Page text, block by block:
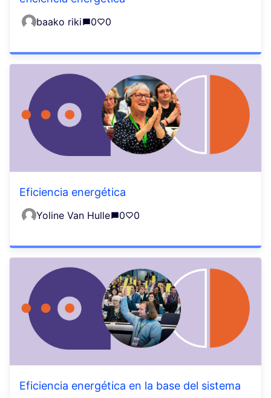
baako riki 0 0
Eficiencia energética
Yoline Van Hulle 0 0
Eficiencia energética en la base del sistema